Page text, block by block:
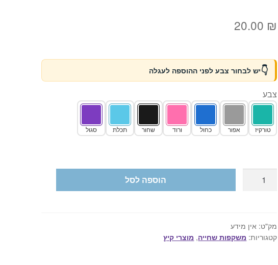
20.00 ₪
יש לבחור צבע לפני ההוספה לעגלה
צבע
טורקיז אפור כחול ורוד שחור תכלת סגול
למבוגרים
בקופסא
הוספה לסל
מק"ט: אין מידע
קטגוריות: משקפות שחייה, מוצרי קיץ